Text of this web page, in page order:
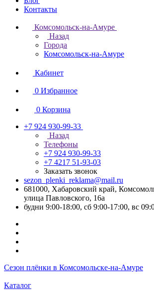
Контакты
Комсомольск-на-Амуре
Назад
Города
Комсомольск-на-Амуре
Кабинет
0 Избранное
0 Корзина
+7 924 930-99-33
Назад
Телефоны
+7 924 930-99-33
+7 4217 51-93-03
Заказать звонок
sezon_plenki_reklama@mail.ru
681000, Хабаровский край,
улица Павловского, 16а
будни 9:00-18:00, сб 9:00-17:00, вс
Сезон плёнки в Комсомольске-на-Амуре
Каталог